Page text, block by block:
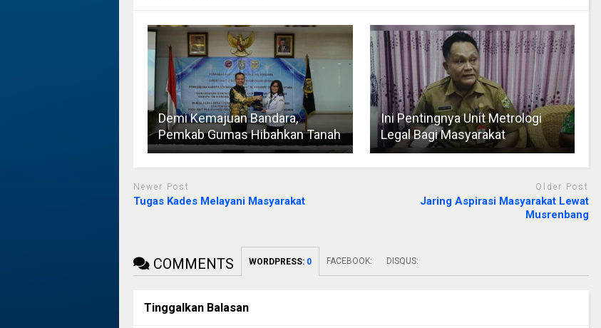
Demi Kemajuan Bandara,
Pemkab Gumas Hibahkan Tanah
Ini Pentingnya Unit Metrologi
Legal Bagi Masyarakat
Newer Post
Tugas Kades Melayani Masyarakat
Older Post
Jaring Aspirasi Masyarakat Lewat
Musrenbang
COMMENTS WORDPRESS: 0 FACEBOOK: DISQUS:
Tinggalkan Balasan